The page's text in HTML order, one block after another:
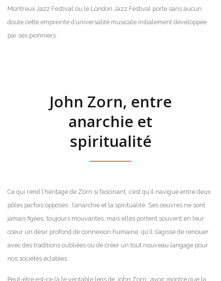
Montreux Jazz Festival ou le London Jazz Festival porte sans aucun
doute cette empreinte d’universalité musicale initialement développée
par ses pionniers.
John Zorn, entre
anarchie et
spiritualité
Ce qui rend l’héritage de Zorn si fascinant, c’est qu’il navigue entre deux
pôles parfois opposés : l’anarchie et la spiritualité. Ses œuvres ne sont
jamais figées, toujours mouvantes, mais elles portent souvent en leur
cœur un désir profond de connexion humaine, qu’il s’agisse de renouer
avec des traditions oubliées ou de créer un tout nouveau langage pour
nos sociétés éclatées.
Peut-être est-ce là le véritable legs de John Zorn : avoir montré que la